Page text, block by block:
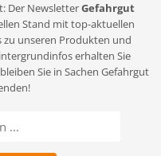
Der NewsletterGefahrgut
Stand mit top-aktuellen
zu unseren Produkten und
erhalten Sie
Sie in Sachen Gefahrgut